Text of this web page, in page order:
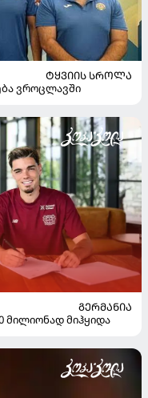
ᲢᲧᲕᲘᲘᲡ ᲡᲠᲝᲚᲐ
ვროცლავში
ᲒᲔᲠᲛᲐᲜᲘᲐ
მილიონად მიჰყიდა